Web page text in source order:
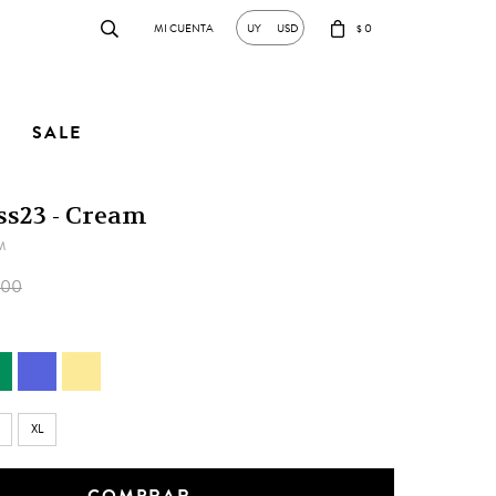
SALE
$0
UY USD
- Cream
XL